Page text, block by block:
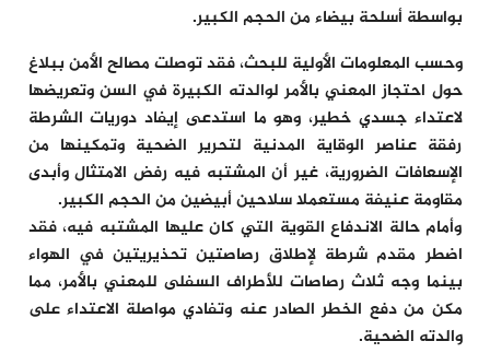
بواسطة أسلحة بيضاء من الحجم الكبير.
وحسب المعلومات الأولية للبحث، فقد توصلت مصالح الأمن ببلاغ
حول احتجاز المعني بالأمر لوالدته الكبيرة في السن وتعريضها
لاعتداء جسدي خطير، وهو ما استدعى إيفاد دوريات الشرطة
رفقة عناصر الوقاية المدنية لتحرير الضحية وتمكينها من
الإسعافات الضرورية، غير أن المشتبه فيه رفض الامتثال وأبدى
مقاومة عنيفة مستعملا سلاحين أبيضين من الحجم الكبير.
وأمام حالة الاندفاع القوية التي كان عليها المشتبه فيه، فقد
اضطر مقدم شرطة لإطلاق رصاصتين تحذيريتين في الهواء
بينما وجه ثلاث رصاصات للأطراف السفلى للمعني بالأمر، مما
مكن من دفع الخطر الصادر عنه وتفادي مواصلة الاعتداء على
والدته الضحية.